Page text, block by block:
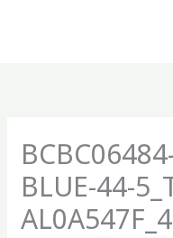
BLUE-44-